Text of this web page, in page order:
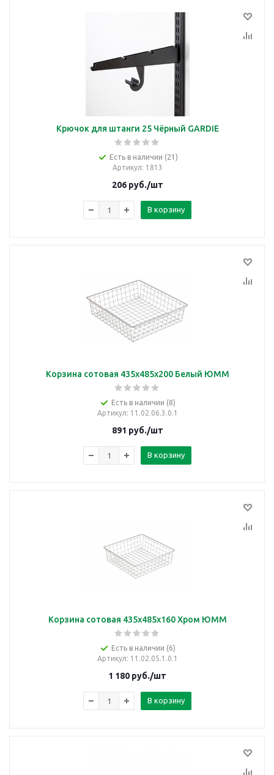
Крючок для штанги 25 Чёрный GARDIE
Есть в наличии (21)
Артикул: 1813
206руб./шт
В корзину
Корзина сотовая 435х485х200 Белый ЮММ
Есть в наличии (8)
Артикул: 11.02.06.3.0.1
891 руб./шт
В корзину
Корзина сотовая 435х485х160 Хром ЮММ
Есть в наличии (6)
Артикул: 11.02.05.1.0.1
1 180 руб./шт
В корзину